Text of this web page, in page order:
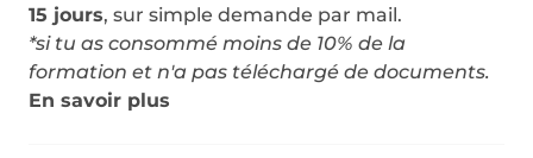
15 jours, sur simple demande par mail.
*si tu as consommé moins de 10% de la
formation et n'a pas téléchargé de documents.
En savoir plus